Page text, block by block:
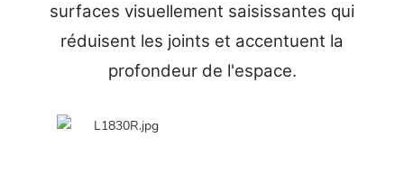
surfaces visuellement saisissantes qui
réduisent les joints et accentuent la
profondeur de l'espace.